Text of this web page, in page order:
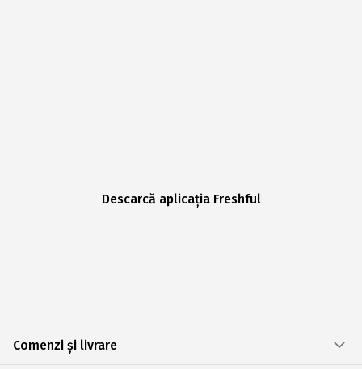
Descarcă aplicația Freshful
Comenzi și livrare